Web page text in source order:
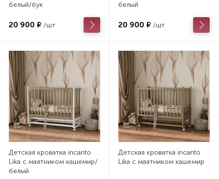
белый/бук
20 900 ₽ /шт
белый
20 900 ₽ /шт
Детская кроватка incanto
Lika с маятником кашемир/
белый
Детская кроватка incanto
Lika с маятником кашемир